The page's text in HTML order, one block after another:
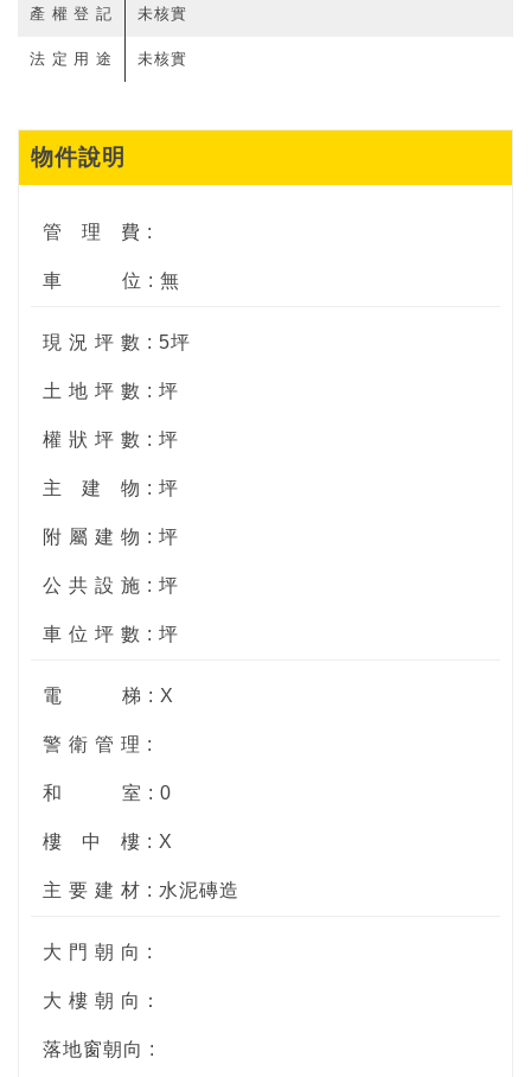
產權登記 未核實
法定用途 未核實
物件說明
管 理 費 :
車 位 : 無
現 況 坪 數 : 5坪
土 地 坪 數 : 坪
權 狀 坪 數 : 坪
主 建 物 : 坪
附 屬 建 物 : 坪
公 共 設 施 : 坪
車 位 坪 數 : 坪
電 梯 : X
警 衛 管 理 :
和 室 : 0
樓 中 樓 : X
主 要 建 材 : 水泥磚造
大 門 朝 向 :
大 樓 朝 向：
落地窗朝向 :